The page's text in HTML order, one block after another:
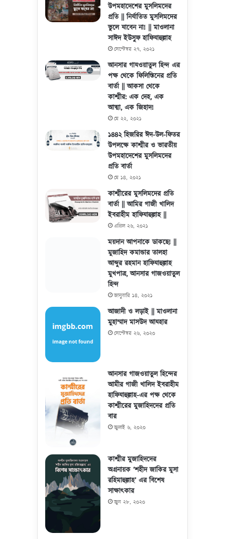
উপমহাদেশের মুসলিমদের
প্রতি || নির্যাতিত মুসলিমদের
ভুলে যাবেন না! || মাওলানা
সাঈদ ইউসুফ হাফিযাহুল্লাহ
সেপ্টেম্বর ২৭, ২০২১
আনসার গাযওয়াতুল হিন্দ এর
পক্ষ থেকে ফিলিস্তিনের প্রতি
বার্তা || আকসা থেকে
কাশ্মীর: এক দেহ, এক
আত্মা, এক জিহাদ!
মে ২২, ২০২১
১৪৪২ হিজরির ঈদ-উল-ফিতর
উপলক্ষে কাশ্মীর ও ভারতীয়
উপমহাদেশের মুসলিমদের
প্রতি বার্তা
মে ১৪, ২০২১
কাশ্মীরের মুসলিমদের প্রতি
বার্তা || আমির গাজী খালিদ
ইবরাহীম হাফিযাহুল্লাহ ||
এপ্রিল ২৬, ২০২১
ময়দান আপনাকে ডাকছে! ||
মুজাহিদ কমান্ডার তালহা
আব্দুর রহমান হাফিযাহুল্লাহ
মুখপাত্র, আনসার গাজওয়াতুল
হিন্দ
জানুয়ারি ১৪, ২০২১
আজাদী ও লড়াই || মাওলানা
মুহাম্মাদ মাসউদ আযহার
সেপ্টেম্বর ২৬, ২০২০
আনসার গাজওয়াতুল হিন্দের
আমীর গাজী খালিদ ইবরাহীম
হাফিযাহুল্লাহ-এর পক্ষ থেকে
কাশ্মীরের মুজাহিদদের প্রতি
বার
জুলাই ৬, ২০২০
কাশ্মীর মুজাহিদদের
অগ্রনায়ক ‘শহীদ জাকির মুসা
রহিমাহুল্লাহ’ এর বিশেষ
সাক্ষাৎকার
জুন ২৮, ২০২০